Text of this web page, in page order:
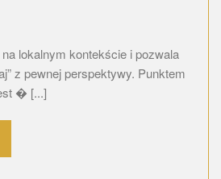
na lokalnym kontekście i pozwala
z pewnej perspektywy. Punktem
� [...]